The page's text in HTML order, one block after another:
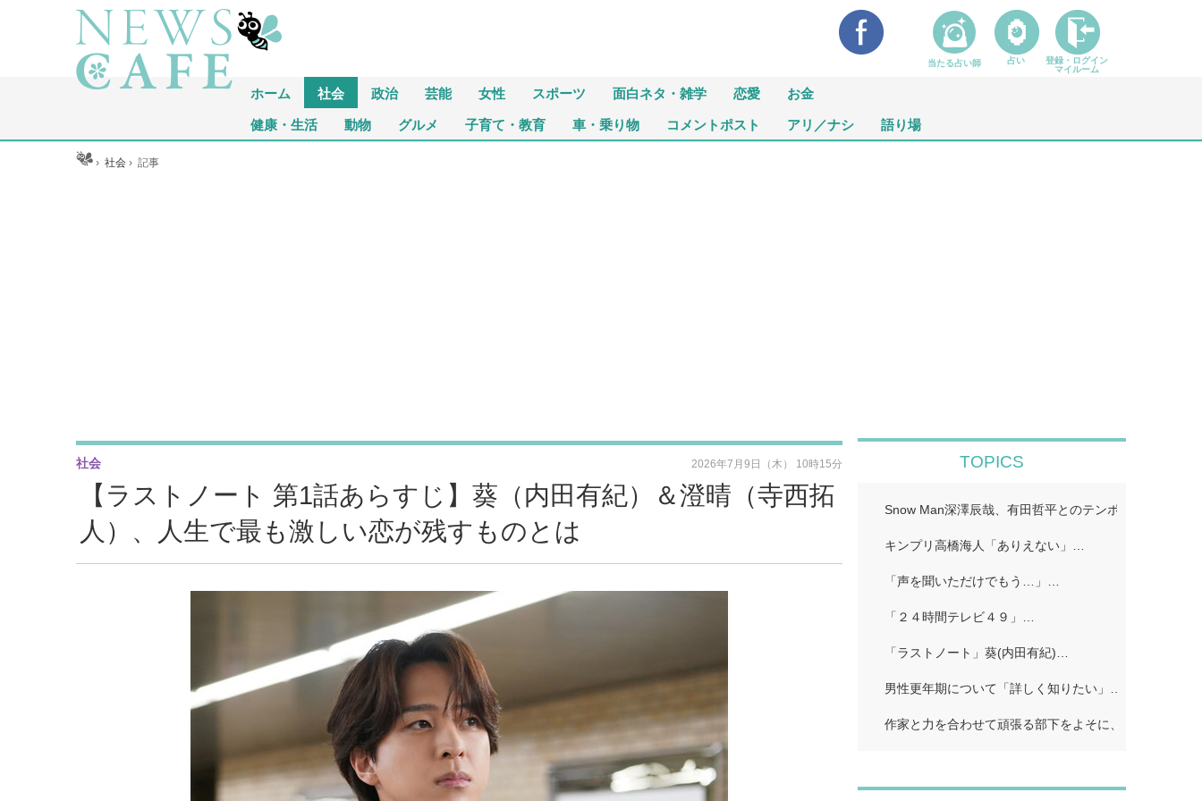
ホーム 社会 政治 芸能 女性 スポーツ 面白ネタ・雑学 恋愛 お金
健康・生活 動物 グルメ 子育て・教育 車・乗り物 コメントポスト アリ／ナシ 語り場
ホーム ›社会 ›記事
【ラストノート 第1話あらすじ】葵（内田有紀）＆澄晴（寺西拓
人）、人生で最も激しい恋が残すものとは
社会 2026年7月9日（木） 10時15分 TOPICS
Snow Man深澤辰哉、有田哲平とのテンポに手応え “ア
キンプリ高橋海人「ありえない」…
「声を聞いただけでもう…」…
「２４時間テレビ４９」…
「ラストノート」葵(内田有紀)…
男性更年期について「詳しく知りたい」…
作家と力を合わせて頑張る部下をよそに、上司は陰で
当たる占い師 占い
登録・ログイン
マイルーム